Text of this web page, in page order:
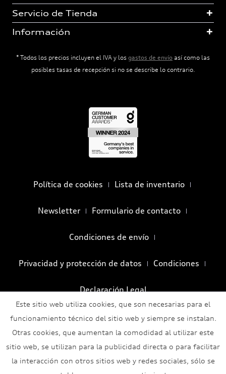
Servicio de Tienda
Información
* Todos los precios incluyen el IVA y los gastos de envío así como las
posibles tasas de recepción si no se describe lo contrario.
Política de cookies Lista de inventario
Newsletter Formulario de contacto
Condiciones de envío
Privacidad y protección de datos Condiciones
Declaración Legal
Este sitio web utiliza cookies, que son necesarias para el
funcionamiento técnico del sitio web y siempre se instalan.
Otras cookies, que aumentan la comodidad al utilizar este
sitio web, se utilizan para la publicidad directa o para facilitar
la interacción con otros sitios web y redes sociales, sólo se